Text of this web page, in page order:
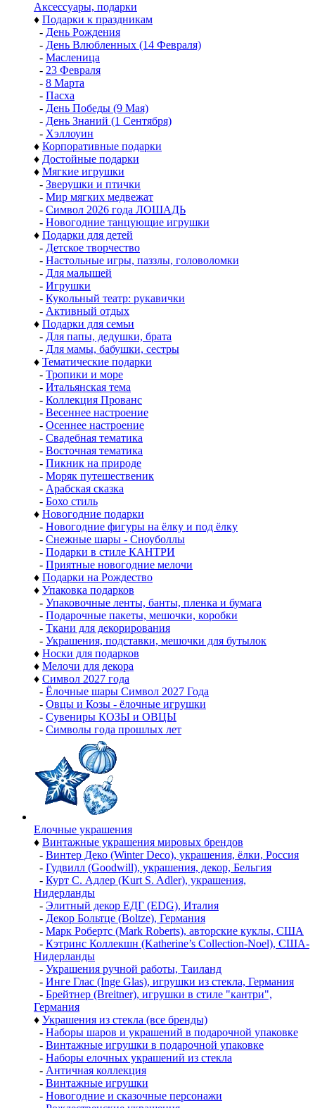
Аксессуары, подарки
♦ Подарки к праздникам
- День Рождения
- День Влюбленных (14 Февраля)
- Масленица
- 23 Февраля
- 8 Марта
- Пасха
- День Победы (9 Мая)
- День Знаний (1 Сентября)
- Хэллоуин
♦ Корпоративные подарки
♦ Достойные подарки
♦ Мягкие игрушки
- Зверушки и птички
- Мир мягких медвежат
- Символ 2026 года ЛОШАДЬ
- Новогодние танцующие игрушки
♦ Подарки для детей
- Детское творчество
- Настольные игры, паззлы, головоломки
- Для малышей
- Игрушки
- Кукольный театр: рукавички
- Активный отдых
♦ Подарки для семьи
- Для папы, дедушки, брата
- Для мамы, бабушки, сестры
♦ Тематические подарки
- Тропики и море
- Итальянская тема
- Коллекция Прованс
- Весеннее настроение
- Осеннее настроение
- Свадебная тематика
- Восточная тематика
- Пикник на природе
- Моряк путешественик
- Арабская сказка
- Бохо стиль
♦ Новогодние подарки
- Новогодние фигуры на ёлку и под ёлку
- Снежные шары - Сноуболлы
- Подарки в стиле КАНТРИ
- Приятные новогодние мелочи
♦ Подарки на Рождество
♦ Упаковка подарков
- Упаковочные ленты, банты, пленка и бумага
- Подарочные пакеты, мешочки, коробки
- Ткани для декорирования
- Украшения, подставки, мешочки для бутылок
♦ Носки для подарков
♦ Мелочи для декора
♦ Символ 2027 года
- Ёлочные шары Символ 2027 Года
- Овцы и Козы - ёлочные игрушки
- Сувениры КОЗЫ и ОВЦЫ
- Символы года прошлых лет
Елочные украшения
♦ Винтажные украшения мировых брендов
- Винтер Деко (Winter Deco), украшения, ёлки, Россия
- Гудвилл (Goodwill), украшения, декор, Бельгия
- Курт С. Адлер (Kurt S. Adler), украшения,
Нидерланды
- Элитный декор ЕДГ (EDG), Италия
- Декор Больтце (Boltze), Германия
- Марк Робертс (Mark Roberts), авторские куклы, США
- Кэтринс Коллекшн (Katherine’s Collection-Noel), США-
Нидерланды
- Украшения ручной работы, Таиланд
- Инге Глас (Inge Glas), игрушки из стекла, Германия
- Брейтнер (Breitner), игрушки в стиле "кантри",
Германия
♦ Украшения из стекла (все бренды)
- Наборы шаров и украшений в подарочной упаковке
- Винтажные игрушки в подарочной упаковке
- Наборы елочных украшений из стекла
- Античная коллекция
- Винтажные игрушки
- Новогодние и сказочные персонажи